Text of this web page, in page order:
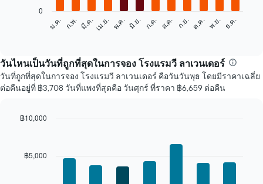
แผนภูมิ
แสดง
ราคา
เฉลี่ย
ของ
พัก
เดือน
แผนภูมิ
ม.ค. ก.พ. มี.ค.เม.ย. พ.ค. มิ.ย. ก.ค. ส.ค. ก.ย. ต.ค. พ.ย. ธ.ค.
0
วันไหนเป็นวันที่ถูกที่สุดในการจอง โรงแรมวี ลาเวนเดอร์
วันที่ถูกที่สุดในการจอง โรงแรมวี ลาเวนเดอร์ คือวันวันพุธ โดยมีราคาเฉลี่ย
ต่อคืนอยู่ที่ ฿3,708 วันที่แพงที่สุดคือ วันศุกร์ ที่ราคา ฿6,659 ต่อคืน
฿5,000
฿10,000